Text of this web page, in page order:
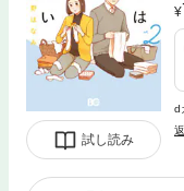
試し読み
d